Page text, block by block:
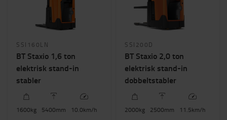
5400mm
2400mm
SSI160LN
BT Staxio 1,6 ton
elektrisk stand-in
stabler
1600kg 5400mm 10.0km/h
SSI200D
BT Staxio 2,0 ton
elektrisk stand-in
dobbeltstabler
2000kg 2500mm 11.5km/h